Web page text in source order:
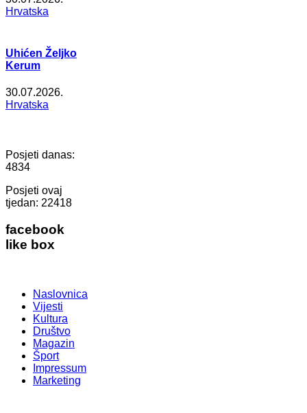
Hrvatska
Uhićen Željko
Kerum
30.07.2026.
Hrvatska
Posjeti danas:
4834
Posjeti ovaj
tjedan: 22418
facebook
like box
Naslovnica
Vijesti
Kultura
Društvo
Magazin
Šport
Impressum
Marketing